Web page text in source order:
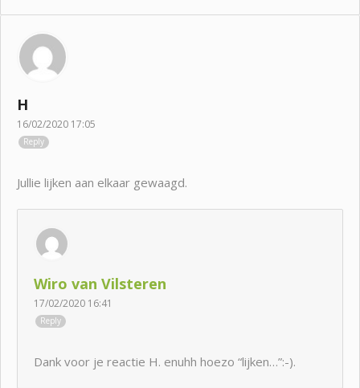
H
16/02/2020 17:05
Reply
Jullie lijken aan elkaar gewaagd.
Wiro van Vilsteren
17/02/2020 16:41
Reply
Dank voor je reactie H. enuhh hoezo “lijken…”:-).